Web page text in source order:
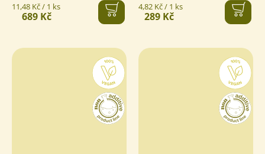
689 Kč
Měrná
cena:
11,48 Kč / 1 ks
289 Kč
Měrná
cena:
4,82 Kč / 1 ks